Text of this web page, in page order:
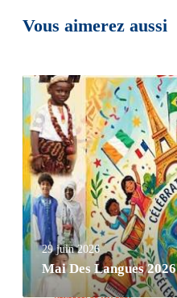
Vous aimerez aussi
29 juin 2026
Mai Des Langues 2026